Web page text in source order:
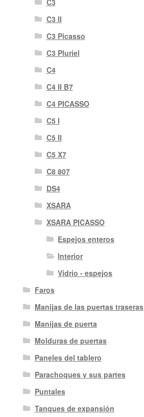
C3 II
C3 Picasso
C3 Pluriel
C4
C4 II B7
C4 PICASSO
C5 I
C5 II
C5 X7
C8 807
DS4
XSARA
XSARA PICASSO
Espejos enteros
Interior
Vidrio - espejos
Faros
Manijas de las puertas traseras
Manijas de puerta
Molduras de puertas
Paneles del tablero
Parachoques y sus partes
Puntales
Tanques de expansión